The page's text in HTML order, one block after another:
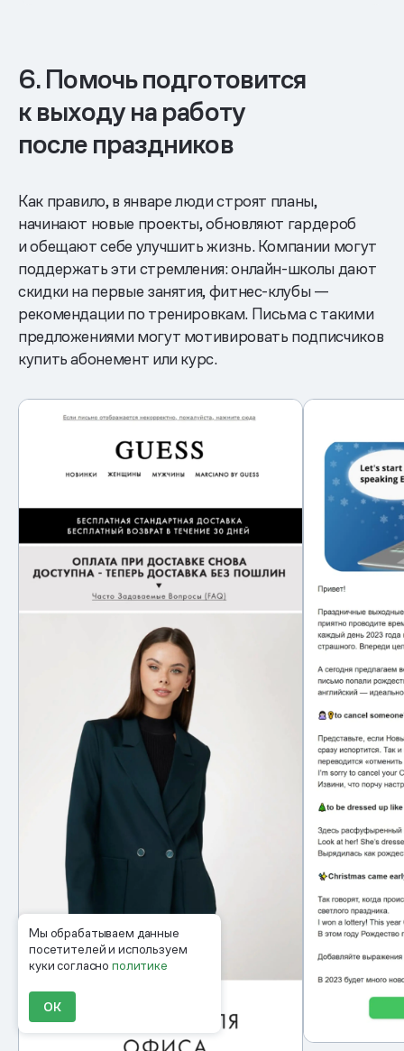
Мы обрабатываем данные
посетителей и используем
куки согласнополитике
ОК
6. Помочь подготовится
к выходу на работу
после праздников
Как правило, в январе люди строят планы,
начинают новые проекты, обновляют гардероб
и обещают себе улучшить жизнь. Компании могут
поддержать эти стремления: онлайн-школы дают
скидки на первые занятия, фитнес-клубы —
рекомендации по тренировкам. Письма с такими
предложениями могут мотивировать подписчиков
купить абонемент или курс.